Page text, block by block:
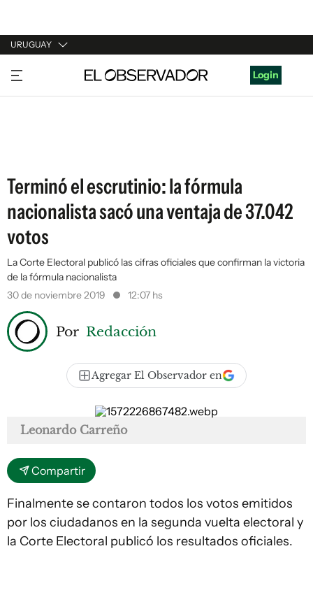
URUGUAY
URUGUAY
ARGENTINA
Login
Terminó el escrutinio: la fórmula
nacionalista sacó una ventaja de 37.042
votos
La Corte Electoral publicó las cifras oficiales que confirman la victoria
de la fórmula nacionalista
30 de noviembre 2019
12:07 hs
Por Redacción
Agregar El Observador en
Leonardo Carreño
Compartir
Finalmente se contaron todos los votos emitidos
por los ciudadanos en la segunda vuelta electoral y
la Corte Electoral publicó los resultados oficiales.